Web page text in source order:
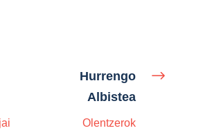
Hurrengo
Albistea
Olentzerok